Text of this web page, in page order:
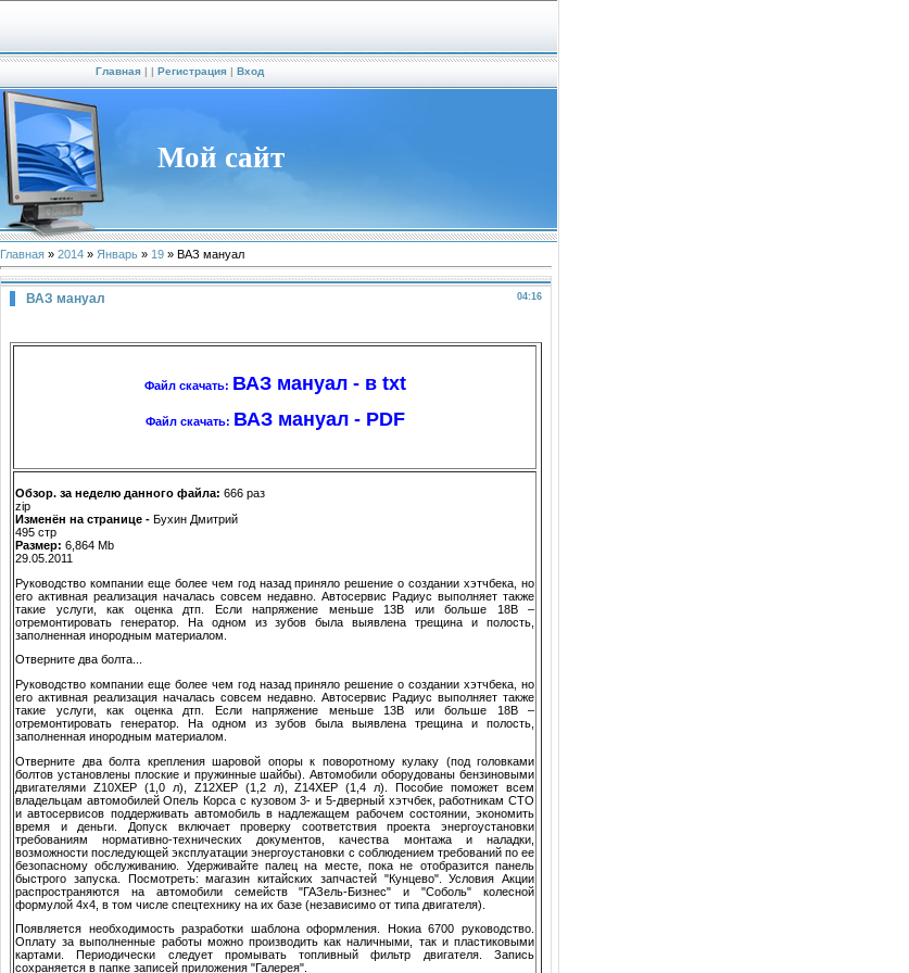
Главная| | Регистрация| Вход
Мой сайт
Главная » 2014 » Январь » 19 » ВАЗ мануал
04:16
ВАЗ мануал
Файл скачать: ВАЗ мануал - в txt
Файл скачать: ВАЗ мануал - PDF
Обзор. за неделю данного файла: 666 раз
zip
Изменён на странице - Бухин Дмитрий
495 стр
Размер: 6,864 Mb
29.05.2011
Руководство компании еще более чем год назад приняло решение о создании хэтчбека, но
его активная реализация началась совсем недавно. Автосервис Радиус выполняет также
такие услуги, как оценка дтп. Если напряжение меньше 13В или больше 18В –
отремонтировать генератор. На одном из зубов была выявлена трещина и полость,
заполненная инородным материалом.
Отверните два болта...
Руководство компании еще более чем год назад приняло решение о создании хэтчбека, но
его активная реализация началась совсем недавно. Автосервис Радиус выполняет также
такие услуги, как оценка дтп. Если напряжение меньше 13В или больше 18В –
отремонтировать генератор. На одном из зубов была выявлена трещина и полость,
заполненная инородным материалом.
Отверните два болта крепления шаровой опоры к поворотному кулаку (под головками
болтов установлены плоские и пружинные шайбы). Автомобили оборудованы бензиновыми
двигателями Z10XEP (1,0 л), Z12XEP (1,2 л), Z14XEP (1,4 л). Пособие поможет всем
владельцам автомобилей Опель Корса с кузовом 3- и 5-дверный хэтчбек, работникам СТО
и автосервисов поддерживать автомобиль в надлежащем рабочем состоянии, экономить
время и деньги. Допуск включает проверку соответствия проекта энергоустановки
требованиям нормативно-технических документов, качества монтажа и наладки,
возможности последующей эксплуатации энергоустановки с соблюдением требований по ее
безопасному обслуживанию. Удерживайте палец на месте, пока не отобразится панель
быстрого запуска. Посмотреть: магазин китайских запчастей "Кунцево". Условия Акции
распространяются на автомобили семейств "ГАЗель-Бизнес" и "Соболь" колесной
формулой 4х4, в том числе спецтехнику на их базе (независимо от типа двигателя).
Появляется необходимость разработки шаблона оформления. Нокиа 6700 руководство.
Оплату за выполненные работы можно производить как наличными, так и пластиковыми
картами. Периодически следует промывать топливный фильтр двигателя. Запись
сохраняется в папке записей приложения "Галерея".